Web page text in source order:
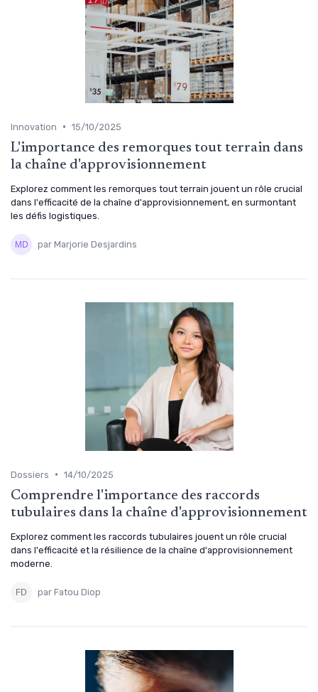
Innovation • 15/10/2025
L'importance des remorques tout terrain dans
la chaîne d'approvisionnement
Explorez comment les remorques tout terrain jouent un rôle crucial
dans l'efficacité de la chaîne d'approvisionnement, en surmontant
les défis logistiques.
par Marjorie Desjardins
Dossiers • 14/10/2025
Comprendre l'importance des raccords
tubulaires dans la chaîne d'approvisionnement
Explorez comment les raccords tubulaires jouent un rôle crucial
dans l'efficacité et la résilience de la chaîne d'approvisionnement
moderne.
par Fatou Diop